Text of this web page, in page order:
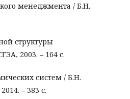
менеджмента / Б.Н.
структуры
2003. – 164 с.
систем / Б.Н.
– 383 с.